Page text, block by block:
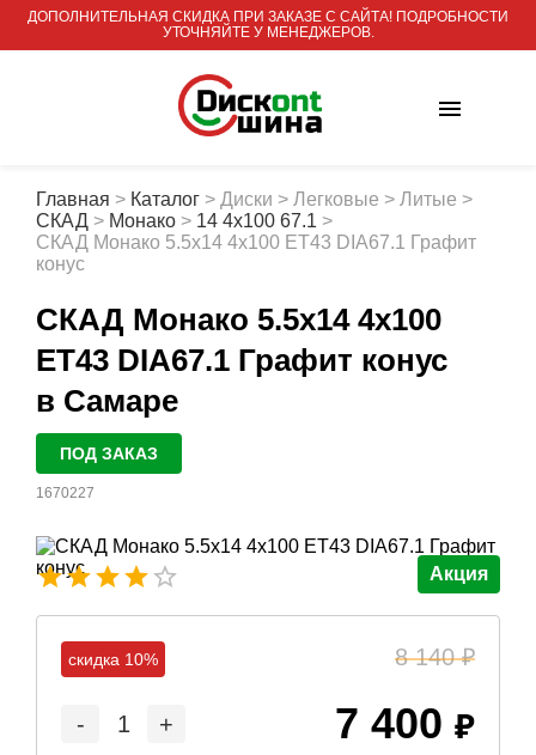
ДОПОЛНИТЕЛЬНАЯ СКИДКА ПРИ ЗАКАЗЕ С САЙТА! ПОДРОБНОСТИ
УТОЧНЯЙТЕ У МЕНЕДЖЕРОВ.
Главная > Каталог > Диски > Легковые > Литые >
СКАД > Монако > 14 4x100 67.1 >
СКАД Монако 5.5x14 4x100 ET43 DIA67.1 Графит
конус
СКАД Монако 5.5x14 4x100
ET43 DIA67.1 Графит конус
в Самаре
ПОД ЗАКАЗ
1670227
Акция
скидка 10% 8 140
- 1 + 7 400